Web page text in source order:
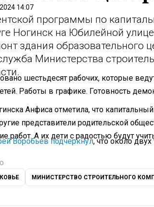
14:07
программы по
Ногинск на Юбилейной
здания образовательного
Министерства
шестьдесят рабочих, которые
Работы в графике. Готовность
Анфиса отметила, что
представители родительской
работ. А их дети с радостью будут
Воробьев подчеркнул, что около
МИНИСТЕРСТВО СТРОИТЕЛЬНОГО